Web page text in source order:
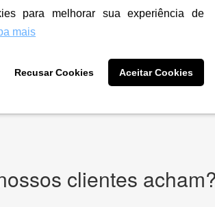
para melhorar sua experiência de
mais
Recusar Cookies Aceitar Cookies
CRIE SUA MARCA
clientes